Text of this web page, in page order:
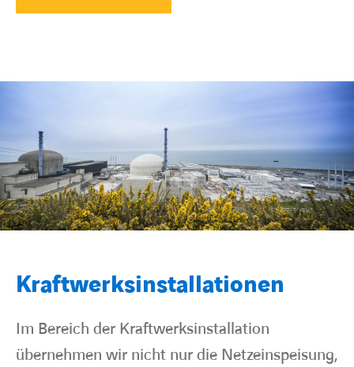
Kraftwerksinstallationen
Im Bereich der Kraftwerksinstallation
übernehmen wir nicht nur die Netzeinspeisung,